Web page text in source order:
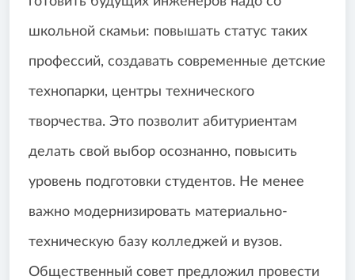
школьной скамьи: повышать статус таких
профессий, создавать современные детские
технопарки, центры технического
творчества. Это позволит абитуриентам
делать свой выбор осознанно, повысить
уровень подготовки студентов. Не менее
важно модернизировать материально-
техническую базу колледжей и вузов.
Общественный совет предложил провести